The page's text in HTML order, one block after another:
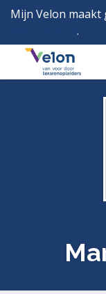
Mijn Velon maakt
.
Menu